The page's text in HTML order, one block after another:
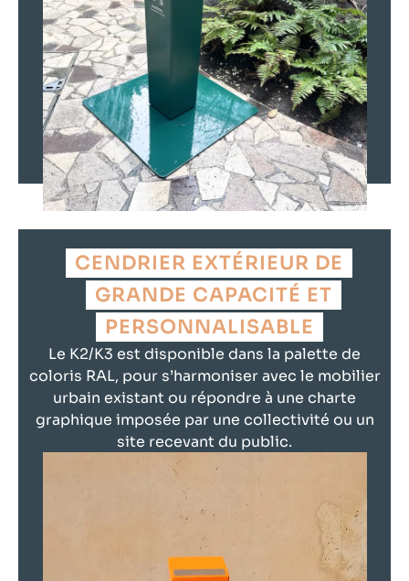
CENDRIER EXTÉRIEUR DE
GRANDE CAPACITÉ ET
PERSONNALISABLE
Le K2/K3 est disponible dans la palette de
coloris RAL, pour s’harmoniser avec le mobilier
urbain existant ou répondre à une charte
graphique imposée par une collectivité ou un
site recevant du public.